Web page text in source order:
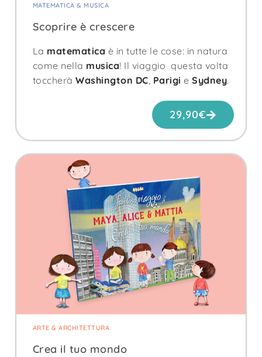
MATEMATICA & MUSICA
Scoprire è crescere
La matematica è in tutte le cose: in natura
come nella musica! Il viaggio questa volta
toccherà Washington DC, Parigi e Sydney.
29,90€
ARTE & ARCHITETTURA
Crea il tuo mondo